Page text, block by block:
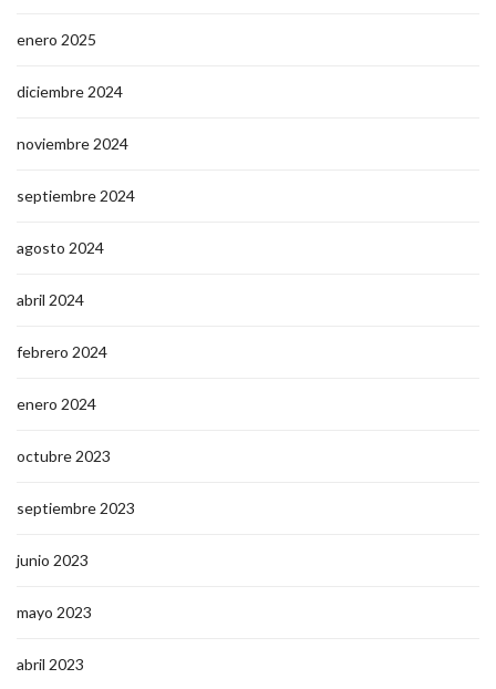
enero 2025
diciembre 2024
noviembre 2024
septiembre 2024
agosto 2024
abril 2024
febrero 2024
enero 2024
octubre 2023
septiembre 2023
junio 2023
mayo 2023
abril 2023